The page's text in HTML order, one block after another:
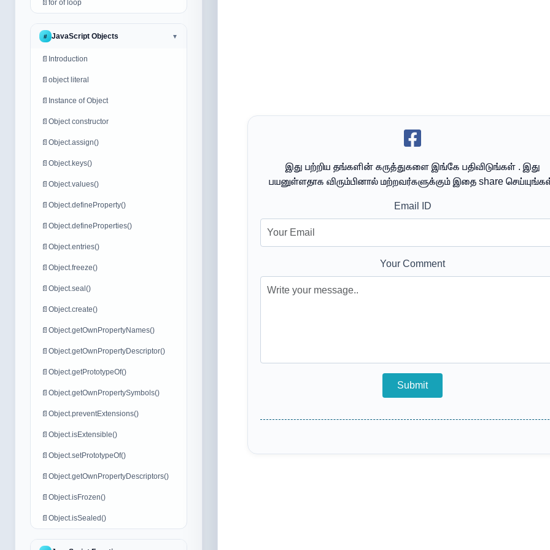
📄 for of loop
# JavaScript Objects ▼
📄 Introduction
📄 object literal
📄 Instance of Object
📄 Object constructor
📄 Object.assign()
📄 Object.keys()
📄 Object.values()
📄 Object.defineProperty()
📄 Object.defineProperties()
📄 Object.entries()
📄 Object.freeze()
📄 Object.seal()
📄 Object.create()
📄 Object.getOwnPropertyNames()
📄 Object.getOwnPropertyDescriptor()
📄 Object.getPrototypeOf()
📄 Object.getOwnPropertySymbols()
📄 Object.preventExtensions()
📄 Object.isExtensible()
📄 Object.setPrototypeOf()
📄 Object.getOwnPropertyDescriptors()
📄 Object.isFrozen()
📄 Object.isSealed()
இது பற்றிய தங்களின் கருத்துகளை இங்கே பதிவிடுங்கள் . இது
பயனுள்ளதாக விரும்பினால் மற்றவர்களுக்கும் இதை share
Email ID
Your Comment